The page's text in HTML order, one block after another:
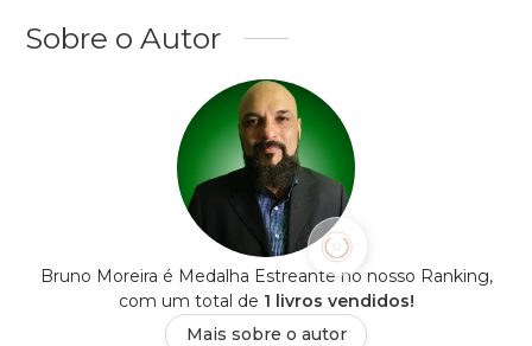
Sobre o Autor
Bruno Moreira é Medalha Estreante no nosso Ranking,
com um total de 1 livros vendidos!
Mais sobre o autor